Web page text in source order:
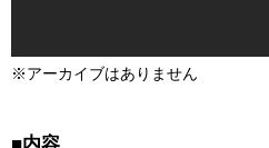
※アーカイブはありません